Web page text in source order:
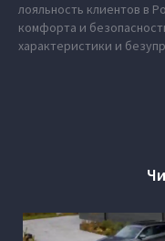
лояльность клиентов в
комфорта и
характеристики и